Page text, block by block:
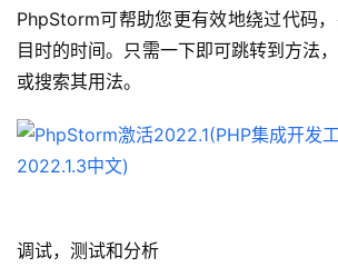
PhpStorm可帮助您更有效地绕过代码
目时的时间。只需一下即可跳转到方法
或搜索其用法。
调试，测试和分析